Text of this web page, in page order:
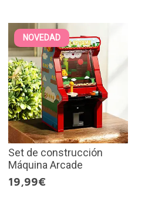
NOVEDAD
Set de construcción
Máquina Arcade
19,99€